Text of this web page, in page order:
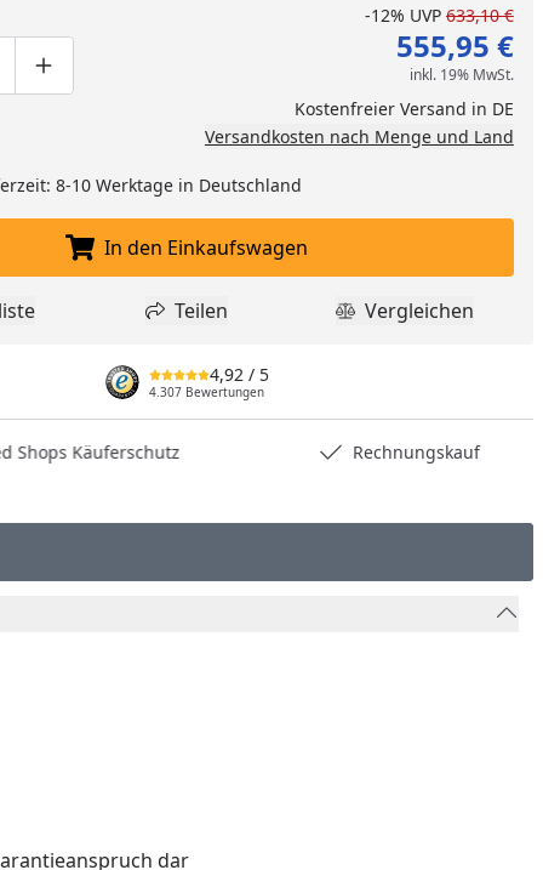
um eins verringern
manuell eingeben
Produktmenge um eins erhöhen
-12% UVP 633,10 €
555,95 €
inkl. 19% MwSt.
Kostenfreier Versand in DE
Versandkosten nach Menge und Land
8-10 Werktage in Deutschland
In den Einkaufswagen legen
In den Einkaufswagen
zur Wunschliste hinzufügen
Teilen
Teilen Produkt
Vergleichen
4,92 / 5
4.307 Bewertungen
Käuferschutz Rechnungskauf
dar